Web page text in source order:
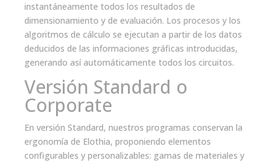
instantáneamente todos los resultados de
dimensionamiento y de evaluación. Los procesos y los
algoritmos de cálculo se ejecutan a partir de los datos
deducidos de las informaciones gráficas introducidas,
generando así automáticamente todos los circuitos.
Versión Standard o
Corporate
En versión Standard, nuestros programas conservan la
ergonomía de Elothia, proponiendo elementos
configurables y personalizables: gamas de materiales y